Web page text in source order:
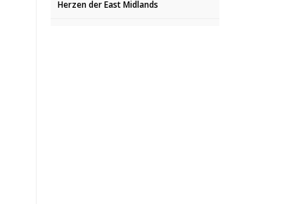
Herzen der East Midlands